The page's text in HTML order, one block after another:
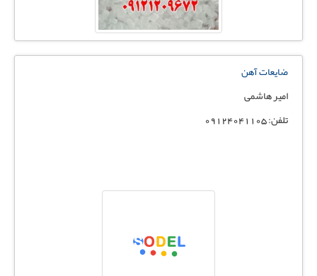
ضایعات آهن
امیر هاشمی
تلفن: 09124041105